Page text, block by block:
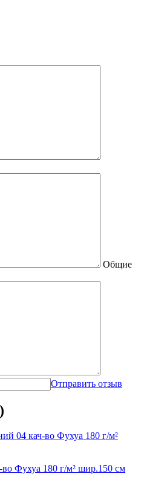
Общие
Отправить отзыв
Фухуа 180 г/м² шир.150 см